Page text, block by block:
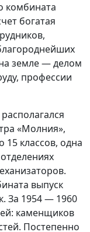
комбината
богатая
земле — делом
профессии
«Молния»,
15 классов, одна
выпуск
За 1954 — 1960
каменщиков
Постепенно